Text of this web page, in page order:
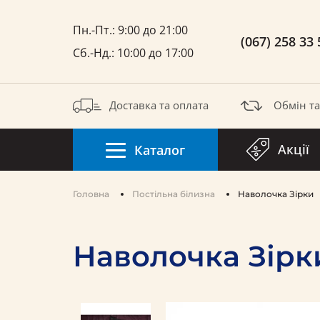
Пн.-Пт.: 9:00 до 21:00
Сб.-Нд.: 10:00 до 17:00
(067) 258 33
Доставка та оплата Обмін
Каталог Акції
Головна Постільна білизна Наволочка Зірки
Наволочка